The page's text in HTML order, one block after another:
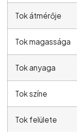
Tok átmérője
Tok magassága
Tok anyaga
Tok színe
Tok felülete